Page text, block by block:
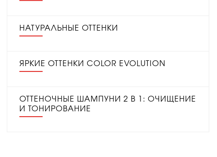
НАТУРАЛЬНЫЕ ОТТЕНКИ
ЯРКИЕ ОТТЕНКИ COLOR EVOLUTION
ОТТЕНОЧНЫЕ ШАМПУНИ 2 В 1: ОЧИЩЕНИЕ
И ТОНИРОВАНИЕ